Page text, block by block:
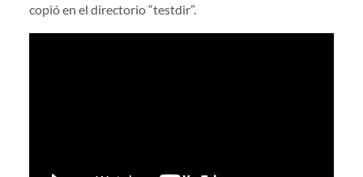
copió en el directorio “testdir”.